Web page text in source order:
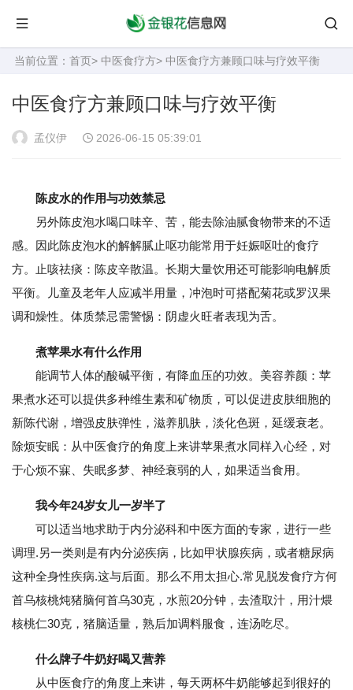
当前位置： 首页> 中医食疗方> 中医食疗方兼顾口味与疗效平衡
中医食疗方兼顾口味与疗效平衡
孟仪伊 2026-06-15 05:39:01
陈皮水的作用与功效禁忌
另外陈皮泡水喝口味辛、苦，能去除油腻食物带来的不适
感。因此陈皮泡水的解解腻止呕功能常用于妊娠呕吐的食疗
方。止咳祛痰：陈皮辛散温。长期大量饮用还可能影响电解质
平衡。儿童及老年人应减半用量，冲泡时可搭配菊花或罗汉果
调和燥性。体质禁忌需警惕：阴虚火旺者表现为舌。
煮苹果水有什么作用
能调节人体的酸碱平衡，有降血压的功效。美容养颜：苹
果煮水还可以提供多种维生素和矿物质，可以促进皮肤细胞的
新陈代谢，增强皮肤弹性，滋养肌肤，淡化色斑，延缓衰老。
除烦安眠：从中医食疗的角度上来讲苹果煮水同样入心经，对
于心烦不寐、失眠多梦、神经衰弱的人，如果适当食用。
我今年24岁女儿一岁半了
可以适当地求助于内分泌科和中医方面的专家，进行一些
调理.另一类则是有内分泌疾病，比如甲状腺疾病，或者糖尿病
这种全身性疾病.这与后面。那么不用太担心.常见脱发食疗方何
首乌核桃炖猪脑何首乌30克，水煎20分钟，去渣取汁，用汁煨
核桃仁30克，猪脑适量，熟后加调料服食，连汤吃尽。
什么牌子牛奶好喝又营养
从中医食疗的角度上来讲，每天两杯牛奶能够起到很好的